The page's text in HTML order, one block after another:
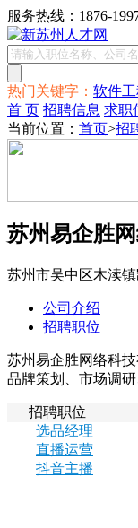
服务热线：1876-
热门关键字： 软件
首 页 招聘信息 求职
当前位置： 首页>招
苏州易企胜
苏州市吴中区木渎
公司介绍
招聘职位
苏州易企胜网络科
品牌策划、市场调
招聘职位
选品经理
直播运营
抖音主播